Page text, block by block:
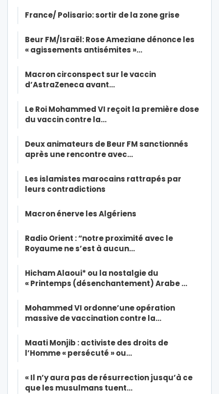
France/ Polisario: sortir de la zone grise
Beur FM/Israël: Rose Ameziane dénonce les
« agissements antisémites »…
Macron circonspect sur le vaccin
d’AstraZeneca avant…
Le Roi Mohammed VI reçoit la première dose
du vaccin contre la…
Deux animateurs de Beur FM sanctionnés
après une rencontre avec…
Les islamistes marocains rattrapés par
leurs contradictions
Macron énerve les Algériens
Radio Orient : “notre proximité avec le
Royaume ne s’est à aucun…
Hicham Alaoui* ou la nostalgie du
« Printemps (désenchantement) Arabe …
Mohammed VI ordonne’une opération
massive de vaccination contre la…
Maati Monjib : activiste des droits de
l’Homme « persécuté » ou…
« Il n’y aura pas de résurrection jusqu’à ce
que les musulmans tuent…